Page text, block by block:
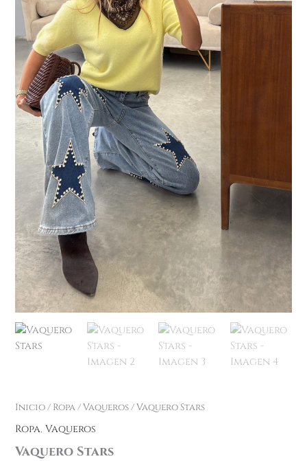
Inicio/ Ropa/Vaqueros/ Vaquero Stars
Ropa,Vaqueros
Vaquero Stars